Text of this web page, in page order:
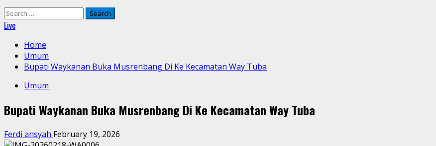
Search
for:
Live
Home
Umum
Bupati Waykanan Buka Musrenbang Di Ke Kecamatan Way Tuba
Umum
Bupati Waykanan Buka Musrenbang Di Ke Kecamatan Way Tuba
Ferdi ansyah February 19, 2026